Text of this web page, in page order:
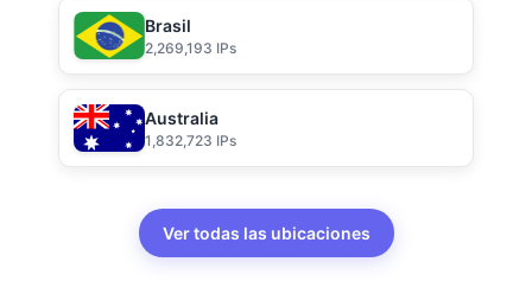
Brasil
2,269,193 IPs
Australia
1,832,723 IPs
Ver todas las ubicaciones